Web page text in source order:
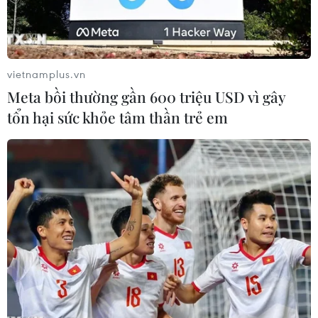
đối với thị trường bất độngsản trong quý 3/2012
vì giá nhà đất giảm mạnh có thể làm giảm nhịp
độ tăngtrưởng của nền kinh tế lớn thứ 2 thế giới
này.
Báo cáo cũng dự đoán chính sách bất động sản
của Trung Quốc sẽ có thể đượcthực hiện trong
quý 3/2012.
Chính phủ Trung Quốc sẽ mở van tín dụng cho
thị trường bất động sản và nớilỏng những hạn
chế đối với hoạt động mua bán nhà đất.
Giá bất động sản, doanh số và đầu tư vào thị
trường nhà đất sẽ giảm trongquý 1/2012 do
những biện pháp thắt chặt của Chính phủ Trung
vietnamplus.vn
Meta bồi thường gần 600 triệu USD vì gây
tổn hại sức khỏe tâm thần trẻ em